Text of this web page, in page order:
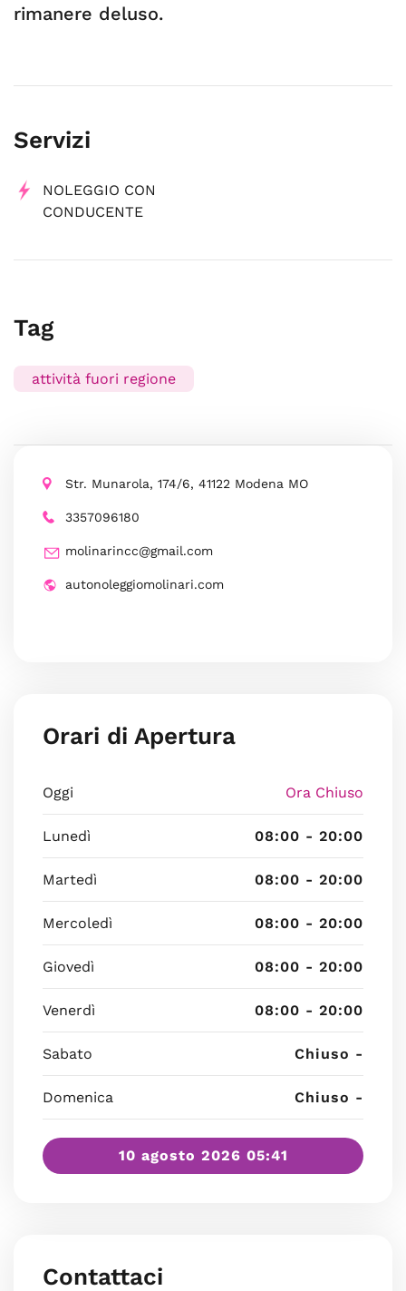
rimanere deluso.
Servizi
NOLEGGIO CON
CONDUCENTE
Tag
attività fuori regione
Str. Munarola, 174/6, 41122 Modena MO
3357096180
molinarincc@gmail.com
autonoleggiomolinari.com
Orari di Apertura
Oggi Ora Chiuso
Lunedì 08:00 - 20:00
Martedì 08:00 - 20:00
Mercoledì 08:00 - 20:00
Giovedì 08:00 - 20:00
Venerdì 08:00 - 20:00
Sabato Chiuso -
Domenica Chiuso -
10 agosto 2026 05:41
Contattaci